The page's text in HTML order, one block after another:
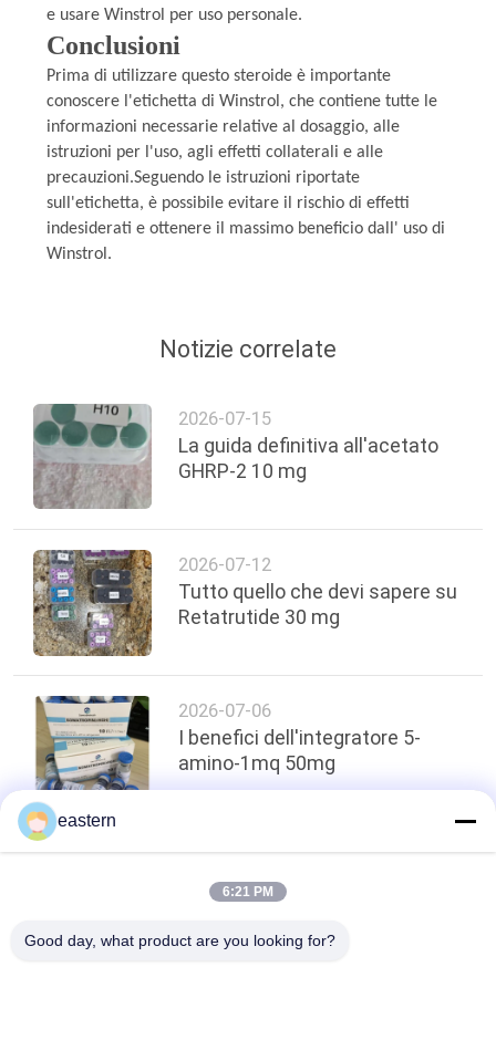
e usare Winstrol per uso personale.
Conclusioni
Prima di utilizzare questo steroide è importante
conoscere l'etichetta di Winstrol, che contiene tutte le
informazioni necessarie relative al dosaggio, alle
istruzioni per l'uso, agli effetti collaterali e alle
precauzioni.Seguendo le istruzioni riportate
sull'etichetta, è possibile evitare il rischio di effetti
indesiderati e ottenere il massimo beneficio dall' uso di
Winstrol.
Notizie correlate
2026-07-15
La guida definitiva all'acetato
GHRP-2 10 mg
2026-07-12
Tutto quello che devi sapere su
Retatrutide 30 mg
2026-07-06
I benefici dell'integratore 5-
amino-1mq 50mg
top
eastern
6:21 PM
Good day, what product are you looking for?